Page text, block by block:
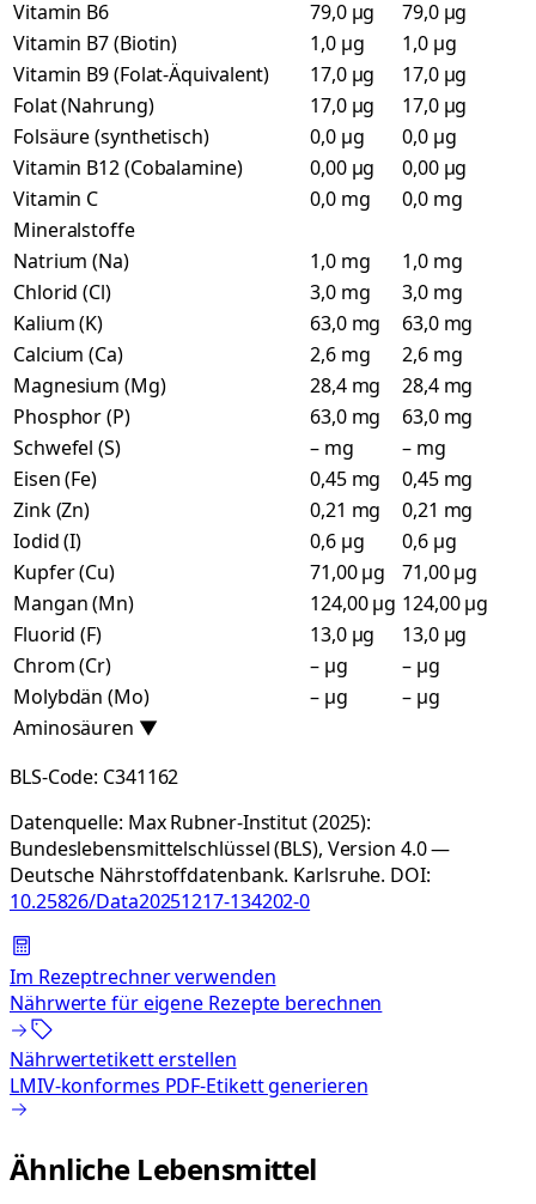
Vitamin B6
79,0 µg
79,0 µg
Vitamin B7 (Biotin)
1,0 µg
1,0 µg
Vitamin B9 (Folat-Äquivalent)
17,0 µg
17,0 µg
Folat (Nahrung)
17,0 µg
17,0 µg
Folsäure (synthetisch)
0,0 µg
0,0 µg
Vitamin B12 (Cobalamine)
0,00 µg
0,00 µg
Vitamin C
0,0 mg
0,0 mg
Mineralstoffe
Natrium (Na)
1,0 mg
1,0 mg
Chlorid (Cl)
3,0 mg
3,0 mg
Kalium (K)
63,0 mg
63,0 mg
Calcium (Ca)
2,6 mg
2,6 mg
Magnesium (Mg)
28,4 mg
28,4 mg
Phosphor (P)
63,0 mg
63,0 mg
Schwefel (S)
– mg
– mg
Eisen (Fe)
0,45 mg
0,45 mg
Zink (Zn)
0,21 mg
0,21 mg
Iodid (I)
0,6 µg
0,6 µg
Kupfer (Cu)
71,00 µg
71,00 µg
Mangan (Mn)
124,00 µg 124,00 µg
Fluorid (F)
13,0 µg
13,0 µg
Chrom (Cr)
– µg
– µg
Molybdän (Mo)
– µg
– µg
Aminosäuren ▼
BLS-Code: C341162
Datenquelle: Max Rubner-Institut (2025):
Bundeslebensmittelschlüssel (BLS), Version 4.0 —
Deutsche Nährstoffdatenbank. Karlsruhe. DOI:
10.25826/Data20251217-134202-0
Im Rezeptrechner verwenden
Nährwerte für eigene Rezepte berechnen
Nährwertetikett erstellen
LMIV-konformes PDF-Etikett generieren
Ähnliche Lebensmittel